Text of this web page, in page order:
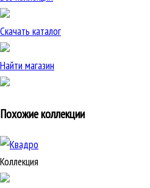
Скачать каталог
Найти магазин
Похожие коллекции
Коллекция